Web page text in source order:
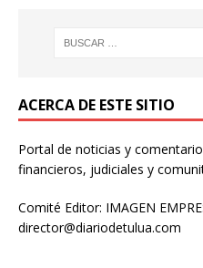
ACERCA DE ESTE SITIO
Portal de noticias y
financieros, judiciales y
Comité Editor: IMAGEN
director@diariodetulua.com